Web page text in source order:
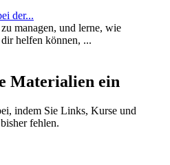
der...
managen, und lerne, wie
helfen können, ...
Materialien ein
indem Sie Links, Kurse und
fehlen.